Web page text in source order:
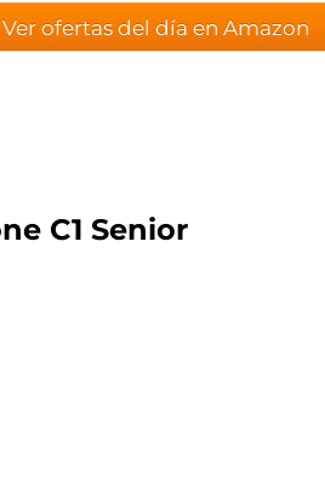
Ver ofertas del día en Amazon
C1 Senior